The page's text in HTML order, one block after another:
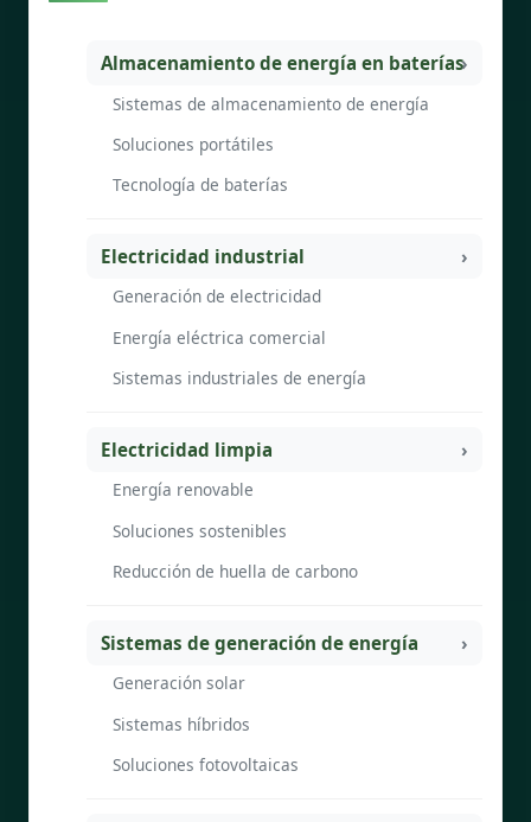
Almacenamiento de energía en baterías
Sistemas de almacenamiento de energía
Soluciones portátiles
Tecnología de baterías
Electricidad industrial
Generación de electricidad
Energía eléctrica comercial
Sistemas industriales de energía
Electricidad limpia
Energía renovable
Soluciones sostenibles
Reducción de huella de carbono
Sistemas de generación de energía
Generación solar
Sistemas híbridos
Soluciones fotovoltaicas